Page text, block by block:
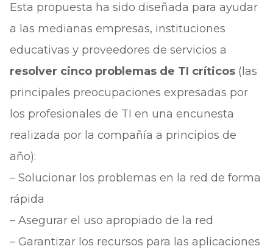
Esta propuesta ha sido diseñada para ayudar
a las medianas empresas, instituciones
educativas y proveedores de servicios a
resolver cinco problemas de TI críticos (las
principales preocupaciones expresadas por
los profesionales de TI en una encunesta
realizada por la compañía a principios de
año):
– Solucionar los problemas en la red de forma
rápida
– Asegurar el uso apropiado de la red
– Garantizar los recursos para las aplicaciones